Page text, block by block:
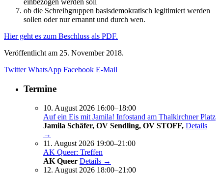
einbezogen werden soll
ob die Schreibgruppen basisdemokratisch legitimiert werden
sollen oder nur ernannt und durch wen.
Hier geht es zum Beschluss als PDF.
Veröffentlicht am 25. November 2018.
Twitter WhatsApp Facebook E-Mail
Termine
10. August 2026 16:00–18:00
Auf ein Eis mit Jamila! Infostand am Thalkirchner Platz
Jamila Schäfer, OV Sendling, OV STOFF, Details
→
11. August 2026 19:00–21:00
AK Queer: Treffen
AK Queer Details →
12. August 2026 18:00–21:00